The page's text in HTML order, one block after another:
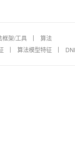
框架/工具
算法
算法模型特征